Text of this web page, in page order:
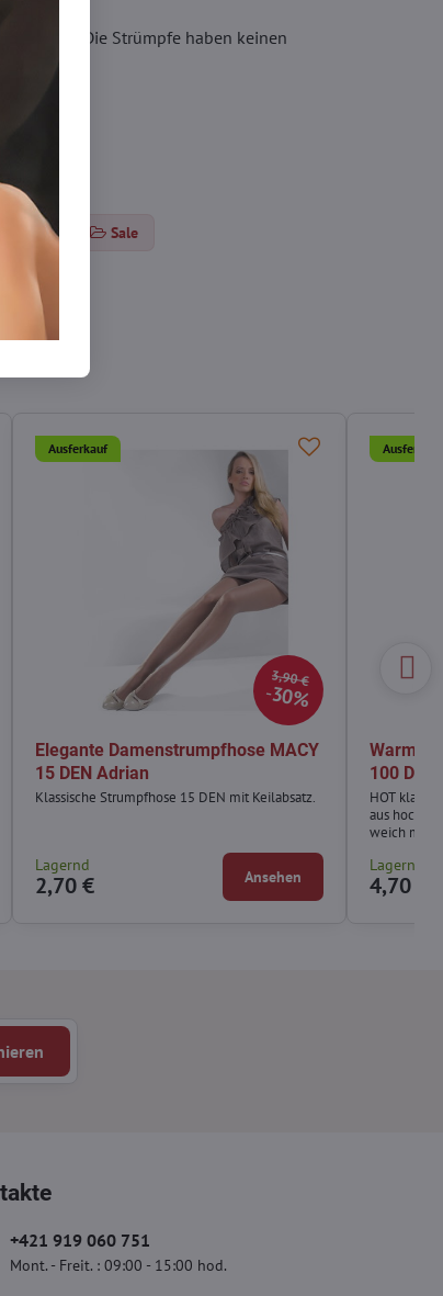
Kleidern. Die Strümpfe haben keinen
20 DEN Sale
3,90 €
30%
Ausferkauf
Elegante Damenstrumpfhose MACY
15 DEN Adrian
Klassische Strumpfhose 15 DEN mit Keilabsatz.
Lagernd
2,70 € Ansehen
Ausferkauf
Warme
100
HOT
aus
weich
Lagernd
4,70 €
+421 919 060 751
Mont. - Freit. : 09:00 - 15:00 hod.